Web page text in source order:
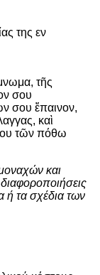
της εν
τῆς
σου
σου ἔπαινον,
καὶ
τῶν πόθω
μοναχών και
ή τα σχέδια των